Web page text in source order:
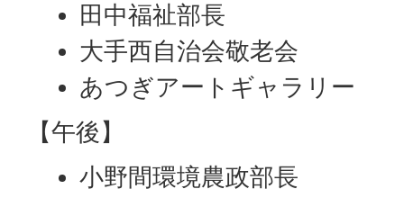
田中福祉部長
大手西自治会敬老会
あつぎアートギャラリー
【午後】
小野間環境農政部長